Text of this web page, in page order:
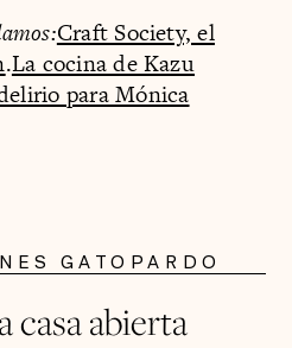
Craft Society, el
.La cocina de Kazu
para Mónica
GATOPARDO
casa abierta